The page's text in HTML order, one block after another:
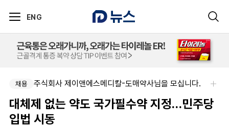
ENG
채용 주식회사 제이앤에스메디칼-도매약사님을 모십니다.
대체제 없는 약도 국가필수약 지정…민주당
입법 시동